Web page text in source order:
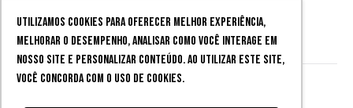
Utilizamos cookies para oferecer melhor experiência,
melhorar o desempenho, analisar como você interage em
nosso site e personalizar conteúdo. Ao utilizar este site,
você concorda com o uso de cookies.